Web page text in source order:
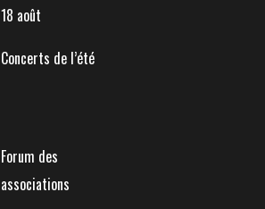
18 août
Concerts de l’été
Forum des
associations